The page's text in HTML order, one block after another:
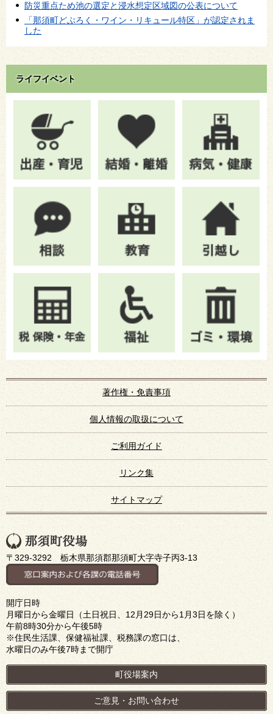
防災重点ため池の選定と浸水想定区域図の公表について
「那須町どぶろく・ワイン・リキュール特区」が認定されま
した
ライフイベント
著作権・免責事項
個人情報の取扱について
ご利用ガイド
リンク集
サイトマップ
〒329-3292 栃木県那須郡那須町大字寺子丙3-13
開庁日時
月曜日から金曜日（土日祝日、12月29日から1月3日を除く）
午前8時30分から午後5時
※住民生活課、保健福祉課、税務課の窓口は、
水曜日のみ午後7時まで開庁
町役場案内
ご意見・お問い合わせ